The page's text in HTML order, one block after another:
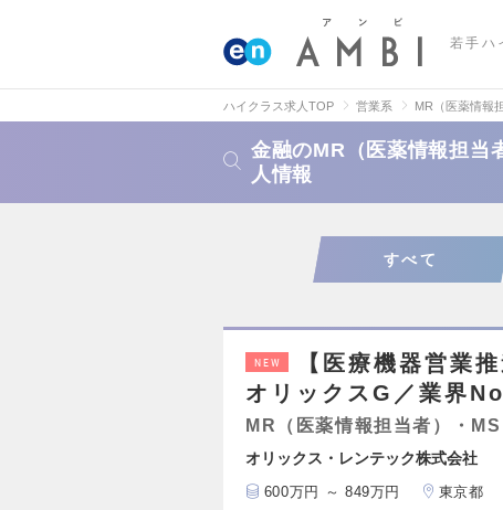
若手ハ
ハイクラス求人TOP 営業系 MR（医薬情報
金融のMR（医薬情報担当
人情報
すべて
NEW
【医療機器営業
オリックスG／業界
MR（医薬情報担当者）・
オリックス・レンテック株式会社
600万円 ～ 849万円 東京都